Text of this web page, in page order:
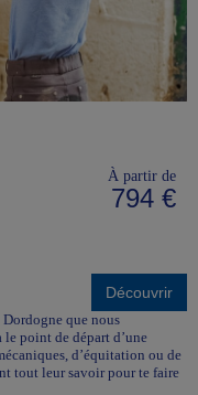
À partir de
794 €
Découvrir
que nous
le point de départ d’une
d’équitation ou de
tout leur savoir pour te faire